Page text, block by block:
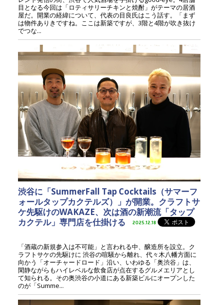
目となる今回は「ロティサリーチキンと焼酎」がテーマの居酒
屋だ。開業の経緯について、代表の目良氏はこう話す。「まず
は物件ありきですね。ここは新築ですが、3階と4階が吹き抜け
でつな...
渋谷に「SummerFall Tap Cocktails（サマーフ
ォールタップカクテルズ）」が開業。クラフトサ
ケ先駆けのWAKAZE、次は酒の新潮流「タップ
カクテル」専門店を仕掛ける
2025.12.18
「酒蔵の新規参入は不可能」と言われる中、醸造所を設立。ク
ラフトサケの先駆けに 渋谷の喧騒から離れ、代々木八幡方面に
向かう「オーチャードロード」沿い、いわゆる「奥渋谷」は、
閑静ながらもハイレベルな飲食店が点在するグルメエリアとし
て知られる。その奥渋谷の小道にある新築ビルにオープンした
のが「Summe...